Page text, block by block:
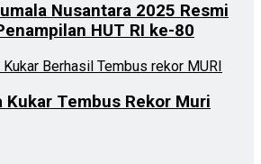
Nusantara 2025 Resmi
HUT RI ke-80
Kukar Tembus Rekor Muri